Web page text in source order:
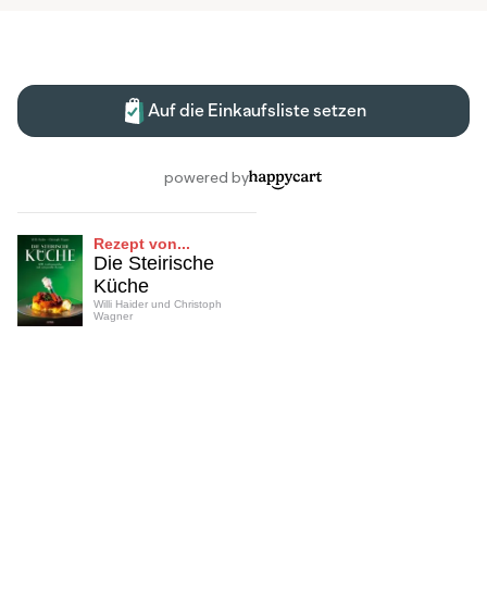
Rezept von...
Die Steirische
Küche
Willi Haider und Christoph
Wagner